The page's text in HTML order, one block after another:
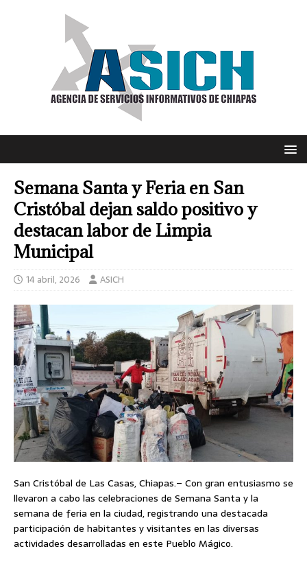
Semana Santa y Feria en San
Cristóbal dejan saldo positivo y
destacan labor de Limpia
Municipal
14 abril, 2026 ASICH
San Cristóbal de Las Casas, Chiapas.– Con gran entusiasmo se
llevaron a cabo las celebraciones de Semana Santa y la
semana de feria en la ciudad, registrando una destacada
participación de habitantes y visitantes en las diversas
actividades desarrolladas en este Pueblo Mágico.